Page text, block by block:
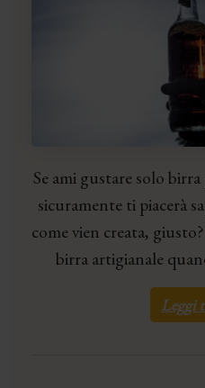
Se ami gustare solo
sicuramente ti piacerà
come vien creata,
birra artigianale
Leggi